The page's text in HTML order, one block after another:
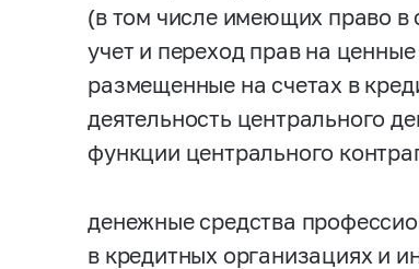
(в том числе имеющих право в
учет и переход прав на
размещенные на счетах в
деятельность центрального
функции центрального
денежные средства
в кредитных организациях и